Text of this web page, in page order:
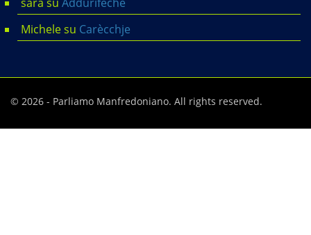
Michelesu Carècchje
© 2026 - Parliamo Manfredoniano. All rights reserved.